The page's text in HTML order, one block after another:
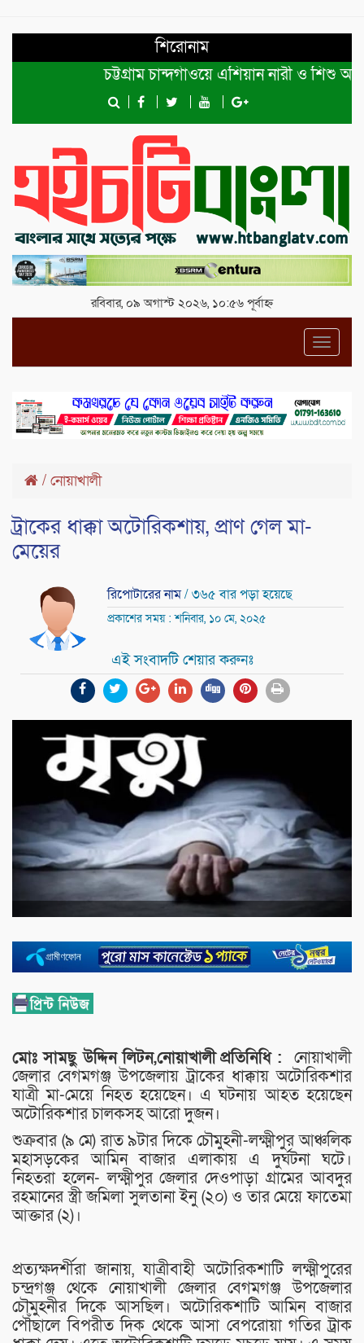
শিরোনাম
চট্টগ্রাম চান্দগাঁওয়ে এশিয়ান নারী ও শিশু
রবিবার, ০৯ অগাস্ট ২০২৬, ১০:৫৬ পূর্বাহ্ন
/ নোয়াখালী
ট্রাকের ধাক্কা অটোরিকশায়, প্রাণ গেল মা-
মেয়ের
রিপোটারের নাম/ ৩৬৫ বার পড়া হয়েছে
প্রকাশের সময় : শনিবার, ১০ মে, ২০২৫
এই সংবাদটি শেয়ার করুনঃ
মোঃ সামছু উদ্দিন লিটন,নোয়াখালী প্রতিনিধি :নোয়াখালী
জেলার বেগমগঞ্জ উপজেলায় ট্রাকের ধাক্কায় অটোরিকশার
যাত্রী মা-মেয়ে নিহত হয়েছেন। এ ঘটনায় আহত হয়েছেন
অটোরিকশার চালকসহ আরো দুজন।
শুক্রবার (৯ মে) রাত ৯টার দিকে চৌমুহনী-লক্ষ্মীপুর আঞ্চলিক
মহাসড়কের আমিন বাজার এলাকায় এ দুর্ঘটনা ঘটে।
নিহতরা হলেন- লক্ষ্মীপুর জেলার দেওপাড়া গ্রামের আবদুর
রহমানের স্ত্রী জমিলা সুলতানা ইনু (২০) ও তার মেয়ে ফাতেমা
আক্তার (২)।
প্রত্যক্ষদর্শীরা জানায়, যাত্রীবাহী অটোরিকশাটি লক্ষ্মীপুরের
চন্দ্রগঞ্জ থেকে নোয়াখালী জেলার বেগমগঞ্জ উপজেলার
চৌমুহনীর দিকে আসছিল। অটোরিকশাটি আমিন বাজার
পৌঁছালে বিপরীত দিক থেকে আসা বেপরোয়া গতির ট্রাক